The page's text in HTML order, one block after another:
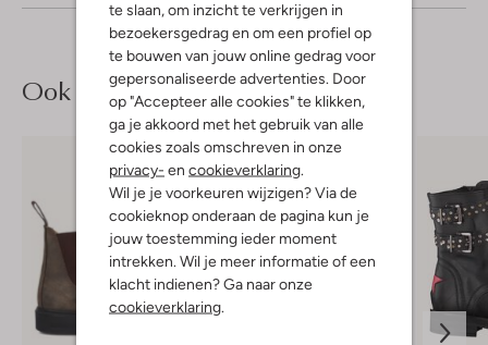
te slaan, om inzicht te verkrijgen in
bezoekersgedrag en om een profiel op
te bouwen van jouw online gedrag voor
gepersonaliseerde advertenties. Door
op "Accepteer alle cookies" te klikken,
ga je akkoord met het gebruik van alle
cookies zoals omschreven in onze
privacy- en cookieverklaring.
Wil je je voorkeuren wijzigen? Via de
cookieknop onderaan de pagina kun je
jouw toestemming ieder moment
intrekken. Wil je meer informatie of een
klacht indienen? Ga naar onze
cookieverklaring.
Ook iets voor jou?